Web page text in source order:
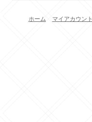
ホーム マイアカウント